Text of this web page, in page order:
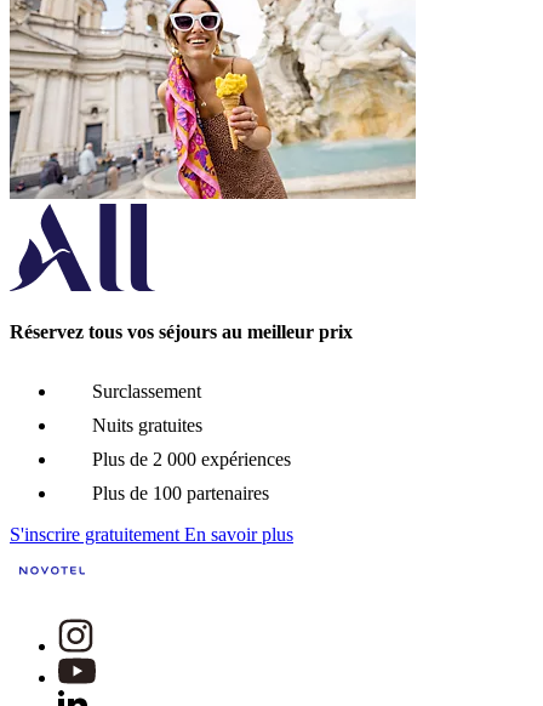
Réservez tous vos séjours au meilleur prix
Surclassement
Nuits gratuites
Plus de 2 000 expériences
Plus de 100 partenaires
S'inscrire gratuitement En savoir plus